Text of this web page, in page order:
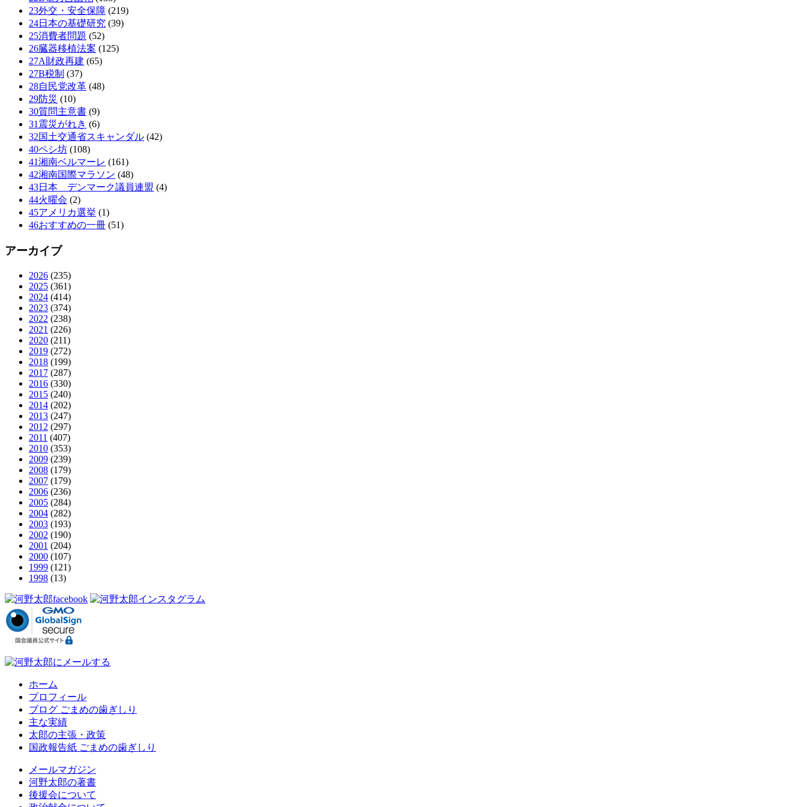
23外交・安全保障 (219)
24日本の基礎研究 (39)
25消費者問題 (52)
26臓器移植法案 (125)
27A財政再建 (65)
27B税制 (37)
28自民党改革 (48)
29防災 (10)
30質問主意書 (9)
31震災がれき (6)
32国土交通省スキャンダル (42)
40ペシ坊 (108)
41湘南ベルマーレ (161)
42湘南国際マラソン (48)
43日本 デンマーク議員連盟 (4)
44火曜会 (2)
45アメリカ選挙 (1)
46おすすめの一冊 (51)
アーカイブ
2026 (235)
2025 (361)
2024 (414)
2023 (374)
2022 (238)
2021 (226)
2020 (211)
2019 (272)
2018 (199)
2017 (287)
2016 (330)
2015 (240)
2014 (202)
2013 (247)
2012 (297)
2011 (407)
2010 (353)
2009 (239)
2008 (179)
2007 (179)
2006 (236)
2005 (284)
2004 (282)
2003 (193)
2002 (190)
2001 (204)
2000 (107)
1999 (121)
1998 (13)
ホーム
プロフィール
ブログ ごまめの歯ぎしり
主な実績
太郎の主張・政策
国政報告紙 ごまめの歯ぎしり
メールマガジン
河野太郎の著書
後援会について